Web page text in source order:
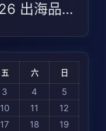
2026 出海品牌 GEO 适配指南：制造业与 B2B 如何在全球 AI 可见度中选对服务商
五 六 日
3 4
5
10 11
12
17 18
19